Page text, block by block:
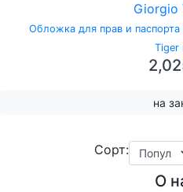
Giorgio
Обложка для прав и
Tiger
на
Сорт:
О